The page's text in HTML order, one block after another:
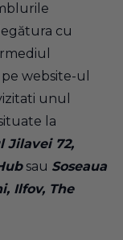
cu
website-ul
unul
la
Jilavei 72,
sau Soseaua
Ilfov, The